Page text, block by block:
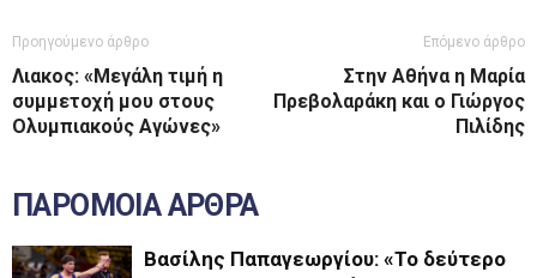
Προηγούμενο άρθρο
Λιακος: «Μεγάλη τιμή η
συμμετοχή μου στους
Ολυμπιακούς Αγώνες»
Επόμενο άρθρο
Στην Αθήνα η Μαρία
Πρεβολαράκη και ο Γιώργος
Πιλίδης
ΠΑΡΟΜΟΙΑ ΑΡΘΡΑ
Βασίλης Παπαγεωργίου: «Το δεύτερο